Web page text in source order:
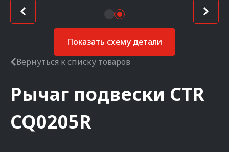
Показать схему детали
Вернуться к списку товаров
Рычаг подвески CTR
CQ0205R